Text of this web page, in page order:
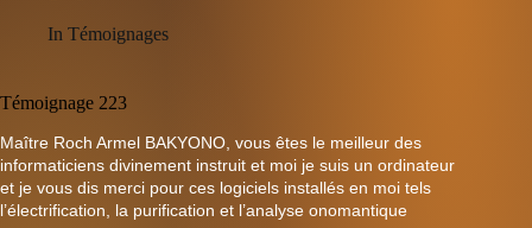
In Témoignages
Témoignage 223
Maître Roch Armel BAKYONO, vous êtes le meilleur des
informaticiens divinement instruit et moi je suis un ordinateur
et je vous dis merci pour ces logiciels installés en moi tels
l’électrification, la purification et l’analyse onomantique